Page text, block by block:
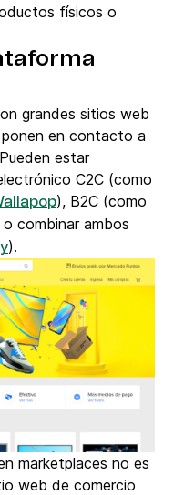
físicos o
grandes sitios web
en contacto a
estar
C2C (como
), B2C (como
o combinar ambos
).
marketplaces no es
web de comercio